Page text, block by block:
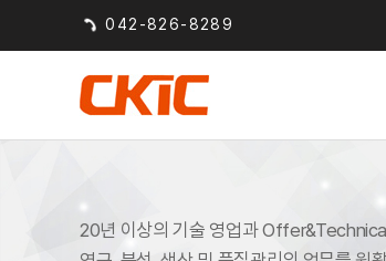
042-826-8289
20년 이상의 기술 영업과